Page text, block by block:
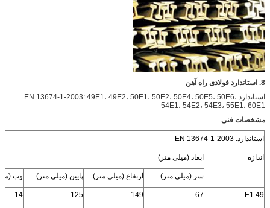
8. استاندارد فولادی راه آهن
استاندارد EN 13674-1-2003: 49E1، 49E2، 50E1، 50E2، 50E4، 50E5، 50E6،
54E1، 54E2، 54E3، 55E1، 60E1
مشخصات فنی
استاندارد: EN 13674-1-2003
اندازه ابعاد (میلی متر)
سر (میلی متر) ارتفاع (میلی متر) پایین (میلی متر) وب
49 E1
67
149
125
14